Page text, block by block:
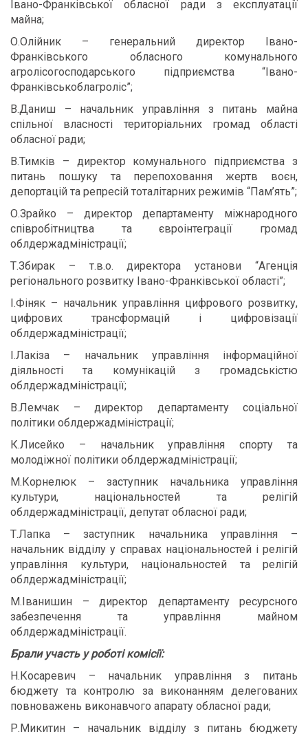
Івано-Франківської обласної ради з експлуатації
майна;
О.Олійник – генеральний директор Івано-
Франківського обласного комунального
агролісогосподарського підприємства “Івано-
Франківськоблагроліс”;
В.Даниш – начальник управління з питань майна
спільної власності територіальних громад області
обласної ради;
В.Тимків – директор комунального підприємства з
питань пошуку та перепоховання жертв воєн,
депортацій та репресій тоталітарних режимів “Пам’ять”;
О.Зрайко – директор департаменту міжнародного
співробітництва та євроінтеграції громад
облдержадміністрації;
Т.Збирак – т.в.о. директора установи “Агенція
регіонального розвитку Івано-Франківської області”;
І.Фіняк – начальник управління цифрового розвитку,
цифрових трансформацій і цифровізації
облдержадміністрації;
І.Лакіза – начальник управління інформаційної
діяльності та комунікацій з громадськістю
облдержадміністрації;
В.Лемчак – директор департаменту соціальної
політики облдержадміністрації;
К.Лисейко – начальник управління спорту та
молодіжної політики облдержадміністрації;
М.Корнелюк – заступник начальника управління
культури, національностей та релігій
облдержадміністрації, депутат обласної ради;
Т.Лапка – заступник начальника управління –
начальник відділу у справах національностей і релігій
управління культури, національностей та релігій
облдержадміністрації;
М.Іванишин – директор департаменту ресурсного
забезпечення та управління майном
облдержадміністрації.
Брали участь у роботі комісії:
Н.Косаревич – начальник управління з питань
бюджету та контролю за виконанням делегованих
повноважень виконавчого апарату обласної ради;
Р.Микитин – начальник відділу з питань бюджету